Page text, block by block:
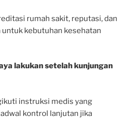
rumah sakit, reputasi, dan
untuk kebutuhan kesehatan
lakukan setelah kunjungan
instruksi medis yang
kontrol lanjutan jika